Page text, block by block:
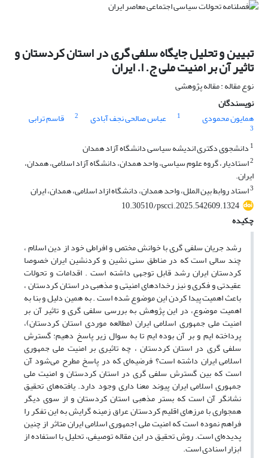
تبیین و تحلیل جایگاه سلفی گری در استان کردستان و
تاثیر آن بر امنیت ملی ج. ا. ایران
نوع مقاله : مقاله پژوهشی
نویسندگان
همایون محمودی
1 عباس صالحی نجف آبادی 2 قاسم ترابی
3
1 دانشجوی دکتری اندیشه سیاسی دانشگاه آزاد همدان
2استادیار، گروه علوم سیاسی‌، واحد همدان، دانشگاه آزاد اسلامی‌، همدان،
ایران.
3استاد روابط بین الملل، واحد همدان، دانشگاه ازاد اسلامی، همدان، ایران
10.30510/pscci.2025.542609.1324
چکیده
رشد جریان سلفی گری با خوانش مختص و افراطی خود از دین اسلام ،
چند سالی است که در مناطق سنی نشین و کردنشین ایران خصوصا
کردستان ایران رشد قابل توجهی داشته است . اقدامات و تحولات
عقیدتی و فکری و نیز رخدادهای امنیتی و مذهبی در استان کردستان ،
باعث اهمیت پیدا کردن این موضوع شده است . به همین دلیل و بنا به
اهمیت موضوع، در این پژوهش به بررسی سلفی گری و تاثیر آن بر
امنیت ملی جمهوری اسلامی ایران (مطالعه موردی استان کردستان)،
پرداخته ایم و بر آن بوده ایم تا به سوال زیر پاسخ دهیم: گسترش
سلفی گری در استان کردستان ، چه تاثیری بر امنیت ملی جمهوری
اسلامی ایران داشته است؟ فرضیه‌ای که در پاسخ مطرح می‌شود آن
است که بین گسترش سلفی گری در استان کردستان و امنیت ملی
جمهوری اسلامی ایران پیوند معنا داری وجود دارد. یافته‌های تحقیق
نشانگر آن است که بستر مذهبی استان کردستان و از سوی دیگر
همجواری با مرزهای اقلیم کردستان عراق زمینه گرایش به این تفکر را
فراهم نموده است که امنیت ملی اجمهوری اسلامی ایران متاثر از چنین
پدیده‌ا‌ی است. روش تحقیق در این مقاله توصیفی، تحلیل با استفاده از
ابزار اسنادی است.